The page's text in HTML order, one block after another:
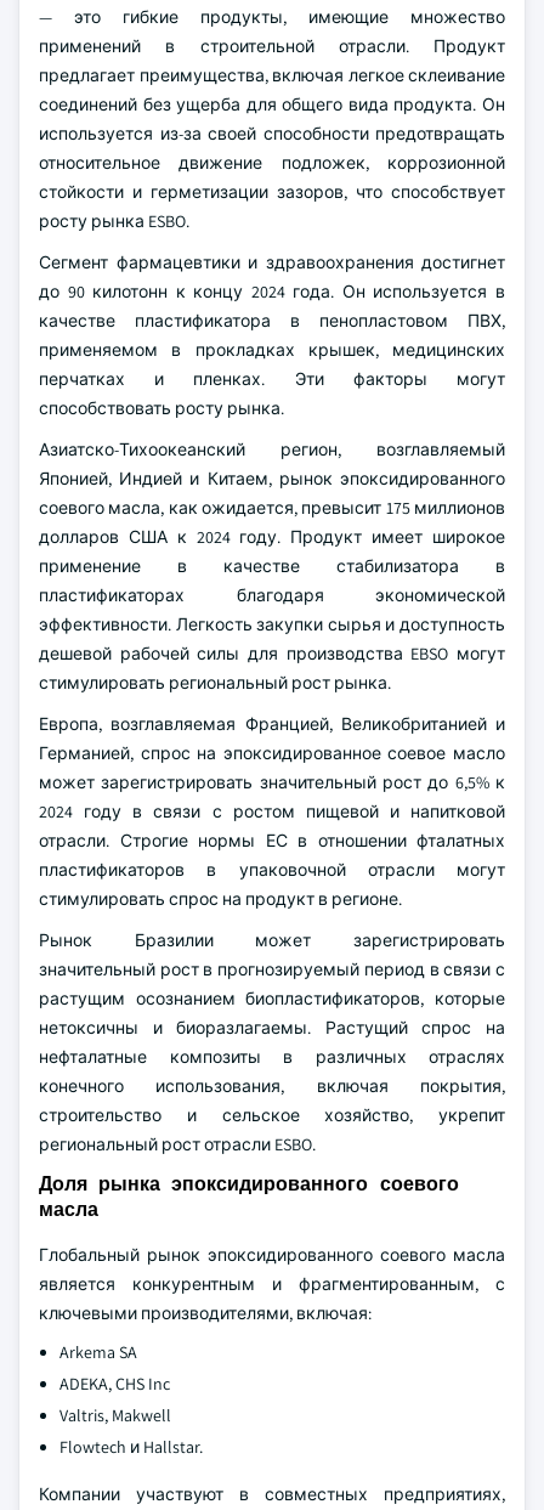
— это гибкие продукты, имеющие множество
применений в строительной отрасли. Продукт
предлагает преимущества, включая легкое склеивание
соединений без ущерба для общего вида продукта. Он
используется из-за своей способности предотвращать
относительное движение подложек, коррозионной
стойкости и герметизации зазоров, что способствует
росту рынка ESBO.
Сегмент фармацевтики и здравоохранения достигнет
до 90 килотонн к концу 2024 года. Он используется в
качестве пластификатора в пенопластовом ПВХ,
применяемом в прокладках крышек, медицинских
перчатках и пленках. Эти факторы могут
способствовать росту рынка.
Азиатско-Тихоокеанский регион, возглавляемый
Японией, Индией и Китаем, рынок эпоксидированного
соевого масла, как ожидается, превысит 175 миллионов
долларов США к 2024 году. Продукт имеет широкое
применение в качестве стабилизатора в
пластификаторах благодаря экономической
эффективности. Легкость закупки сырья и доступность
дешевой рабочей силы для производства EBSO могут
стимулировать региональный рост рынка.
Европа, возглавляемая Францией, Великобританией и
Германией, спрос на эпоксидированное соевое масло
может зарегистрировать значительный рост до 6,5% к
2024 году в связи с ростом пищевой и напитковой
отрасли. Строгие нормы ЕС в отношении фталатных
пластификаторов в упаковочной отрасли могут
стимулировать спрос на продукт в регионе.
Рынок Бразилии может зарегистрировать
значительный рост в прогнозируемый период в связи с
растущим осознанием биопластификаторов, которые
нетоксичны и биоразлагаемы. Растущий спрос на
нефталатные композиты в различных отраслях
конечного использования, включая покрытия,
строительство и сельское хозяйство, укрепит
региональный рост отрасли ESBO.
Доля рынка эпоксидированного соевого
масла
Глобальный рынок эпоксидированного соевого масла
является конкурентным и фрагментированным, с
ключевыми производителями, включая:
Arkema SA
ADEKA, CHS Inc
Valtris, Makwell
Flowtech и Hallstar.
Компании участвуют в совместных предприятиях,